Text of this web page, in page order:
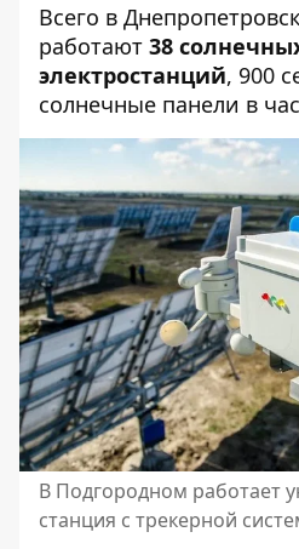
Всего в
работают 38
электростанций, 900
солнечные панели в
В Подгородном работает
станция с трекерной